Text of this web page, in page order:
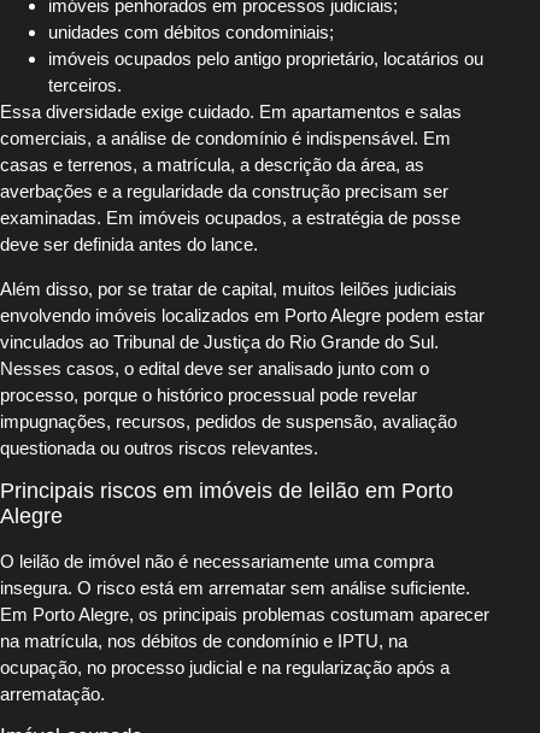
imóveis penhorados em processos judiciais;
unidades com débitos condominiais;
imóveis ocupados pelo antigo proprietário, locatários ou
terceiros.
Essa diversidade exige cuidado. Em apartamentos e salas
comerciais, a análise de condomínio é indispensável. Em
casas e terrenos, a matrícula, a descrição da área, as
averbações e a regularidade da construção precisam ser
examinadas. Em imóveis ocupados, a estratégia de posse
deve ser definida antes do lance.
Além disso, por se tratar de capital, muitos leilões judiciais
envolvendo imóveis localizados em Porto Alegre podem estar
vinculados ao Tribunal de Justiça do Rio Grande do Sul.
Nesses casos, o edital deve ser analisado junto com o
processo, porque o histórico processual pode revelar
impugnações, recursos, pedidos de suspensão, avaliação
questionada ou outros riscos relevantes.
Principais riscos em imóveis de leilão em Porto
Alegre
O leilão de imóvel não é necessariamente uma compra
insegura. O risco está em arrematar sem análise suficiente.
Em Porto Alegre, os principais problemas costumam aparecer
na matrícula, nos débitos de condomínio e IPTU, na
ocupação, no processo judicial e na regularização após a
arrematação.